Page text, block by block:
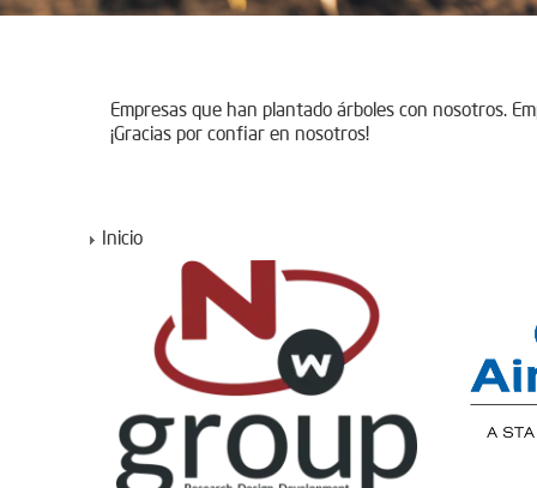
Empresas que han plantado árboles con nosotros.
¡Gracias por confiar en nosotros!
Inicio